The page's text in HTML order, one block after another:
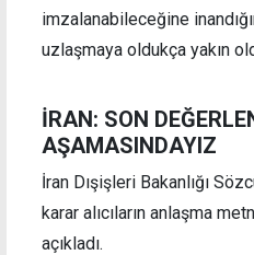
imzalanabileceğine
uzlaşmaya oldukça yakın
İRAN: SON
AŞAMASINDAYIZ
İran Dışişleri Bakanlığı
karar alıcıların anlaşma
açıkladı.